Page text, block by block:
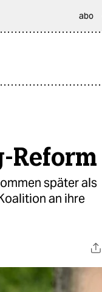
abo
Reform
später als
an ihre